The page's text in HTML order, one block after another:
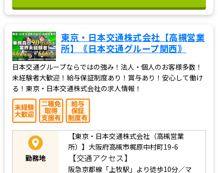
東京・日本交通株式会社【⾼槻営業
所】｟日本交通グループ関西｠
日本交通グループならではの強み！法人・個人のお客様多数！
未経験者大歓迎！給与保証制度あり！賞与あり！安心して働け
る！東京・日本交通株式会社の求人情報！
勤務地
【東京・日本交通株式会社（高槻営業
所）】大阪府高槻市梶原中村町19-6
【交通アクセス】
阪急京都線「上牧駅」より徒歩10分／マ